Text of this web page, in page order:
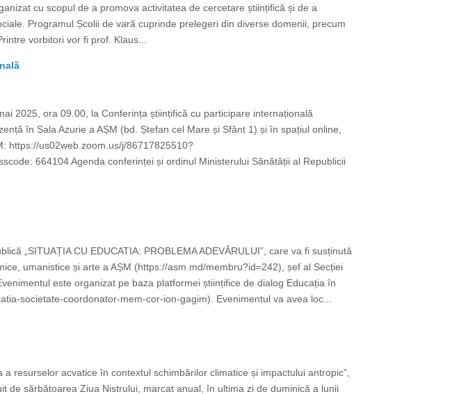
cu scopul de a promova activitatea de cercetare științifică și de a
Programul Școlii de vară cuprinde prelegeri din diverse domenii, precum
vorbitori vor fi prof. Klaus...
2025, ora 09.00, la Conferința științifică cu participare internațională
în Sala Azurie a AȘM (bd. Ștefan cel Mare și Sfânt 1) și în spațiul online,
https://us02web.zoom.us/j/86717825510?
664104 Agenda conferinței și ordinul Ministerului Sănătății al Republicii
„SITUAȚIA CU EDUCATIA: PROBLEMA ADEVĂRULUI”, care va fi susținută
umanistice și arte a AȘM (https://asm.md/membru?id=242), șef al Secției
este organizat pe baza platformei științifice de dialog Educația în
societate-coordonator-mem-cor-ion-gagim). Evenimentul va avea loc...
resurselor acvatice în contextul schimbărilor climatice și impactului antropic”,
de sărbătoarea Ziua Nistrului, marcat anual, în ultima zi de duminică a lunii